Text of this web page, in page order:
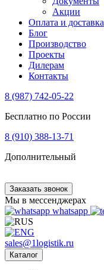
Акции
Оплата и доставка
Блог
Производство
Проекты
Дилерам
Контакты
8 (987) 742-05-22
Бесплатно по России
8 (910) 388-13-71
Дополнительный
Заказать звонок
Мы в мессенджерах
whatsapp
sales@1logistik.ru
Каталог